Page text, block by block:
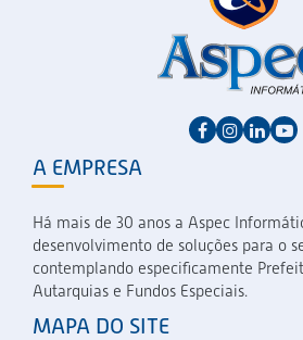
A EMPRESA
Há mais de 30 anos a Aspec
desenvolvimento de soluções para o
contemplando especificamente
Autarquias e Fundos Especiais.
MAPA DO SITE